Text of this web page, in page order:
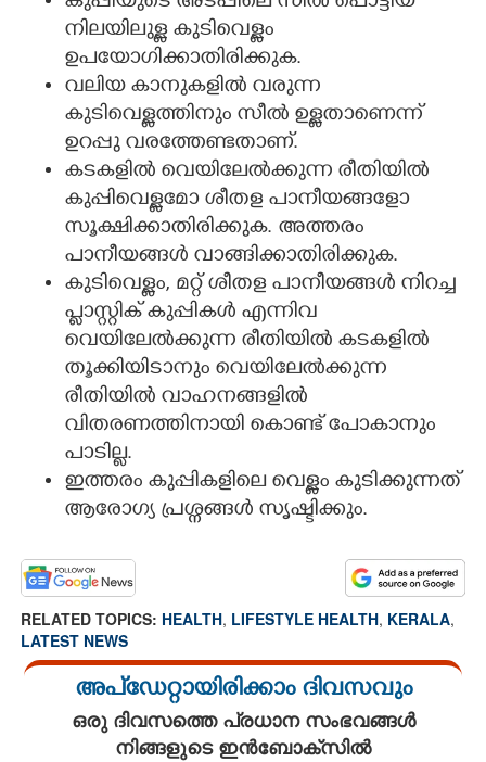
നിലയിലുള്ള കുടിവെള്ളം
ഉപയോഗിക്കാതിരിക്കുക.
വലിയ കാനുകളിൽ വരുന്ന
കുടിവെള്ളത്തിനും സീൽ ഉള്ളതാണെന്ന്
ഉറപ്പു വരത്തേണ്ടതാണ്.
കടകളിൽ വെയിലേൽക്കുന്ന രീതിയിൽ
കുപ്പിവെള്ളമോ ശീതള പാനീയങ്ങളോ
സൂക്ഷിക്കാതിരിക്കുക. അത്തരം
പാനീയങ്ങൾ വാങ്ങിക്കാതിരിക്കുക.
കുടിവെള്ളം, മറ്റ് ശീതള പാനീയങ്ങൾ നിറച്ച
പ്ലാസ്റ്റിക് കുപ്പികൾ എന്നിവ
വെയിലേൽക്കുന്ന രീതിയിൽ കടകളിൽ
തൂക്കിയിടാനും വെയിലേൽക്കുന്ന
രീതിയിൽ വാഹനങ്ങളിൽ
വിതരണത്തിനായി കൊണ്ട് പോകാനും
പാടില്ല.
ഇത്തരം കുപ്പികളിലെ വെള്ളം കുടിക്കുന്നത്
ആരോഗ്യ പ്രശ്നങ്ങൾ സൃഷ്ടിക്കും.
RELATED TOPICS: HEALTH, LIFESTYLE HEALTH, KERALA,
LATEST NEWS
അപ്ഡേറ്റായിരിക്കാം ദിവസവും
ഒരു ദിവസത്തെ പ്രധാന സംഭവങ്ങൾ
നിങ്ങളുടെ ഇൻബോക്സിൽ